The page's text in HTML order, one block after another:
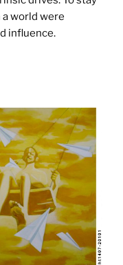
world were
influence.